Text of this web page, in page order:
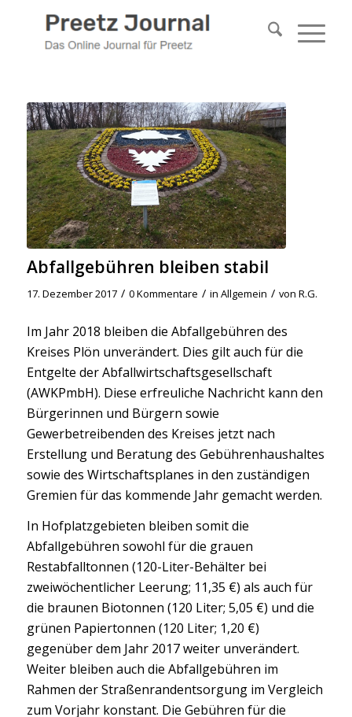
Abfallgebühren bleiben stabil
17. Dezember 2017 / 0 Kommentare / in Allgemein / von R.G.
Im Jahr 2018 bleiben die Abfallgebühren des
Kreises Plön unverändert. Dies gilt auch für die
Entgelte der Abfallwirtschaftsgesellschaft
(AWKPmbH). Diese erfreuliche Nachricht kann den
Bürgerinnen und Bürgern sowie
Gewerbetreibenden des Kreises jetzt nach
Erstellung und Beratung des Gebührenhaushaltes
sowie des Wirtschaftsplanes in den zuständigen
Gremien für das kommende Jahr gemacht werden.
In Hofplatzgebieten bleiben somit die
Abfallgebühren sowohl für die grauen
Restabfalltonnen (120-Liter-Behälter bei
zweiwöchentlicher Leerung; 11,35 €) als auch für
die braunen Biotonnen (120 Liter; 5,05 €) und die
grünen Papiertonnen (120 Liter; 1,20 €)
gegenüber dem Jahr 2017 weiter unverändert.
Weiter bleiben auch die Abfallgebühren im
Rahmen der Straßenrandentsorgung im Vergleich
zum Vorjahr konstant. Die Gebühren für die